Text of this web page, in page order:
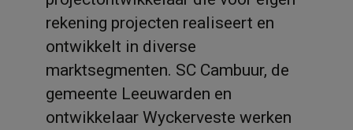
rekening projecten realiseert en
ontwikkelt in diverse
marktsegmenten. SC Cambuur, de
gemeente Leeuwarden en
ontwikkelaar Wyckerveste werken